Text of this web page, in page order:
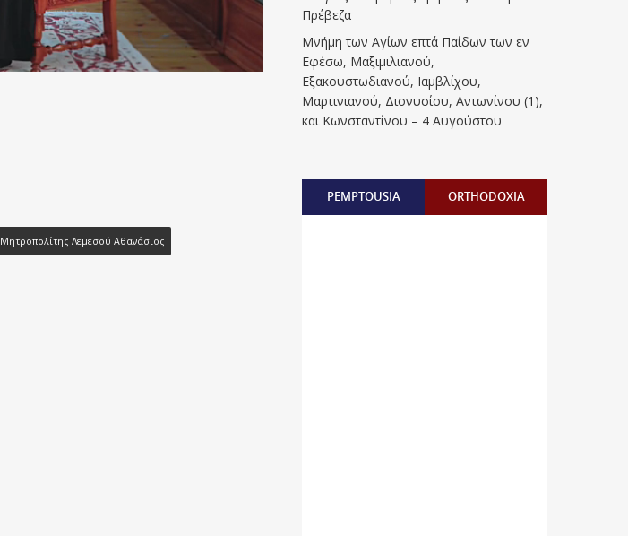
Μητροπολίτης Λεμεσού Αθανάσιος
Πρέβεζα
Μνήμη των Aγίων επτά Παίδων των εν
Eφέσω, Mαξιμιλιανού,
Eξακουστωδιανού, Iαμβλίχου,
Mαρτινιανού, Διονυσίου, Aντωνίνου (1),
και Kωνσταντίνου – 4 Αυγούστου
PEMPTOUSIA ORTHODOXIA